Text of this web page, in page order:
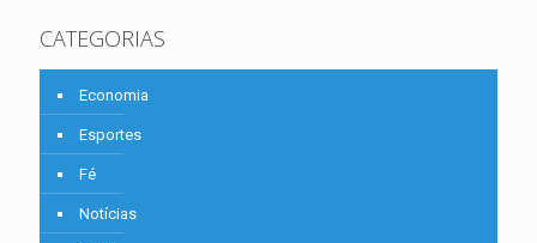
CATEGORIAS
Economia
Esportes
Fé
Notícias